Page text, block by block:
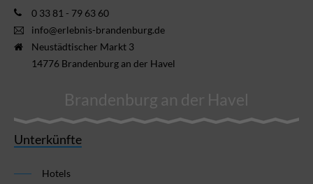
0 33 81 - 79 63 60
info@erlebnis-brandenburg.de
Neustädtischer Markt 3
14776 Brandenburg an der Havel
Brandenburg an der Havel
Unterkünfte
Hotels